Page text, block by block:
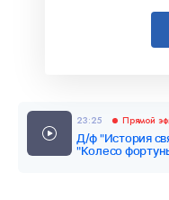
23:25 Прямой
Д/ф "История
"Колесо